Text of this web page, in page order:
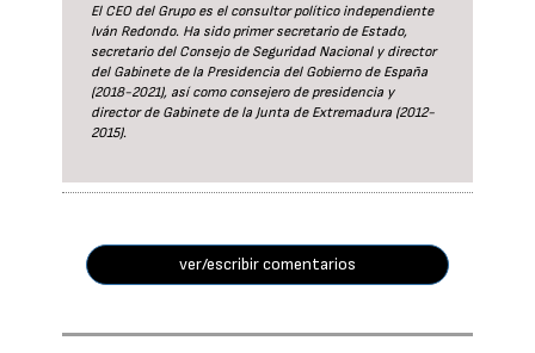
El CEO del Grupo es el consultor político independiente
Iván Redondo. Ha sido primer secretario de Estado,
secretario del Consejo de Seguridad Nacional y director
del Gabinete de la Presidencia del Gobierno de España
(2018-2021), así como consejero de presidencia y
director de Gabinete de la Junta de Extremadura (2012-
2015).
ver/escribir comentarios